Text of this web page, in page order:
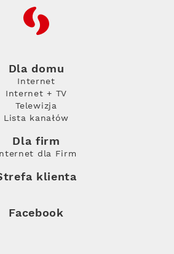
RFC
Dla domu
Internet
Internet + TV
Telewizja
Lista kanałów
Dla firm
dla Firm
klienta
Facebook